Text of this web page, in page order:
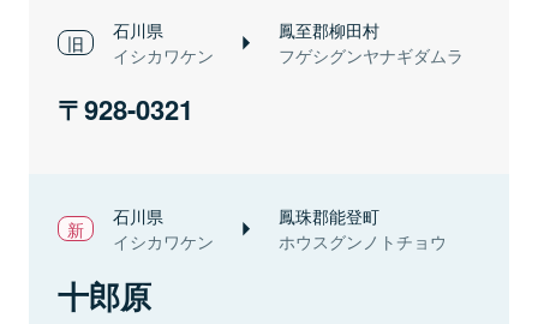
石川県
イシカワケン
鳳至郡柳田村
フゲシグンヤナギダムラ
928-0321
石川県
イシカワケン
鳳珠郡能登町
ホウスグンノトチョウ
十郎原